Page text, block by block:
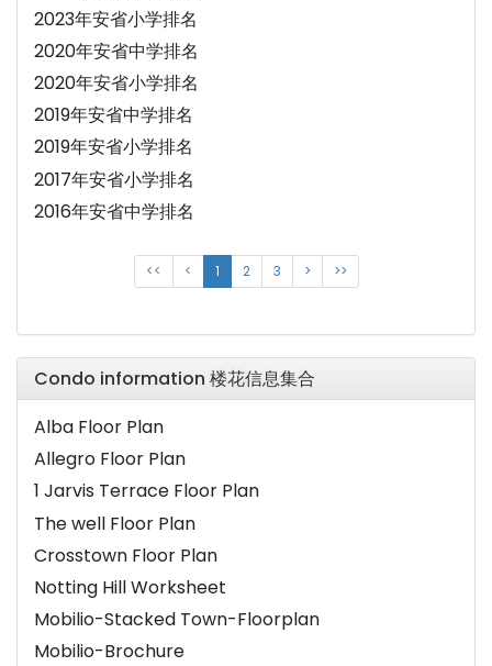
2023年安省小学排名
2020年安省中学排名
2020年安省小学排名
2019年安省中学排名
2019年安省小学排名
2017年安省小学排名
2016年安省中学排名
<< < 1 2 3 > >>
Condo information 楼花信息集合
Alba Floor Plan
Allegro Floor Plan
1 Jarvis Terrace Floor Plan
The well Floor Plan
Crosstown Floor Plan
Notting Hill Worksheet
Mobilio-Stacked Town-Floorplan
Mobilio-Brochure